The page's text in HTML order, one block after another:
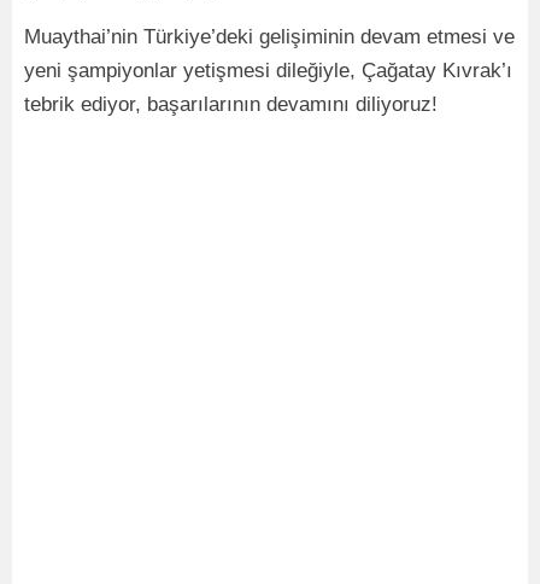
Muaythai’nin Türkiye’deki gelişiminin devam etmesi ve
yeni şampiyonlar yetişmesi dileğiyle, Çağatay Kıvrak’ı
tebrik ediyor, başarılarının devamını diliyoruz!